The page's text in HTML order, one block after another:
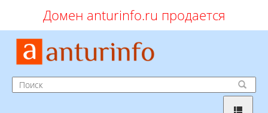
Домен anturinfo.ru продается